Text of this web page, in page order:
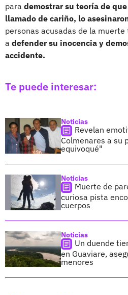
para demostrar su teoría de
llamado de cariño, lo
personas acusadas de la
a defender su inocencia y
accidente.
Te puede interesar:
Noticias
Revelan
Colmenares a su
equivoqué"
Noticias
Muerte de
curiosa pista
cuerpos
Noticias
Un duende
en Guaviare,
menores